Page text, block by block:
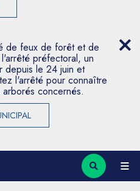
de feux de forêt et de
préfectoral, un
depuis le 24 juin et
l'arrêté pour connaître
concernés.